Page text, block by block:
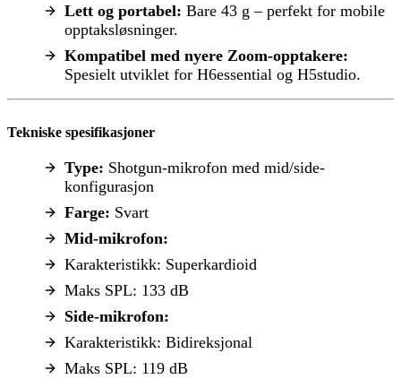
Lett og portabel: Bare 43 g – perfekt for mobile
opptaksløsninger.
Kompatibel med nyere Zoom-opptakere:
Spesielt utviklet for H6essential og H5studio.
Tekniske spesifikasjoner
Type: Shotgun-mikrofon med mid/side-
konfigurasjon
Farge: Svart
Mid-mikrofon:
Karakteristikk: Superkardioid
Maks SPL: 133 dB
Side-mikrofon:
Karakteristikk: Bidireksjonal
Maks SPL: 119 dB